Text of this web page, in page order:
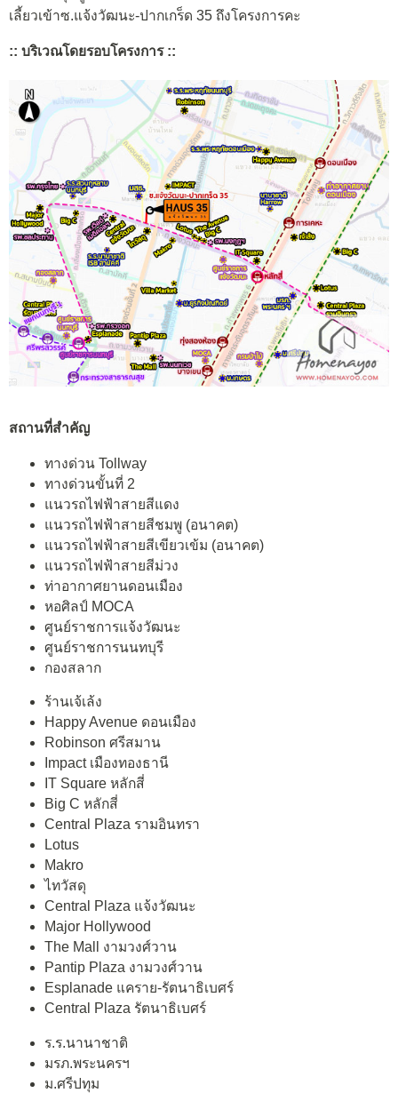
เลี้ยวเข้าซ.แจ้งวัฒนะ-ปากเกร็ด 35 ถึงโครงการคะ
:: บริเวณโดยรอบโครงการ ::
สถานที่สำคัญ
ทางด่วน Tollway
ทางด่วนขั้นที่ 2
แนวรถไฟฟ้าสายสีแดง
แนวรถไฟฟ้าสายสีชมพู (อนาคต)
แนวรถไฟฟ้าสายสีเขียวเข้ม (อนาคต)
แนวรถไฟฟ้าสายสีม่วง
ท่าอากาศยานดอนเมือง
หอศิลป์ MOCA
ศูนย์ราชการแจ้งวัฒนะ
ศูนย์ราชการนนทบุรี
กองสลาก
ร้านเจ้เล้ง
Happy Avenue ดอนเมือง
Robinson ศรีสมาน
Impact เมืองทองธานี
IT Square หลักสี่
Big C หลักสี่
Central Plaza รามอินทรา
Lotus
Makro
ไทวัสดุ
Central Plaza แจ้งวัฒนะ
Major Hollywood
The Mall งามวงศ์วาน
Pantip Plaza งามวงศ์วาน
Esplanade แคราย-รัตนาธิเบศร์
Central Plaza รัตนาธิเบศร์
ร.ร.นานาชาติ
มรภ.พระนครฯ
ม.ศรีปทุม